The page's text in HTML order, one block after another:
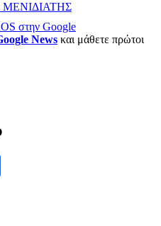
στην Google
News και μάθετε πρώτοι